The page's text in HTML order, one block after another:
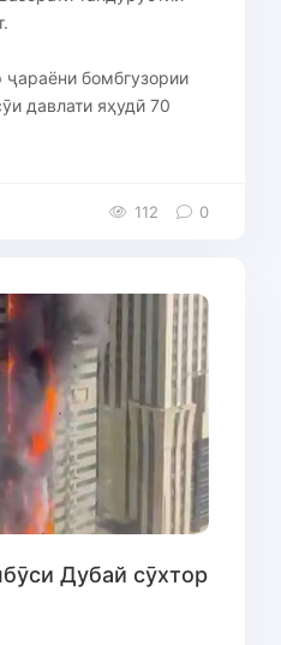
ҷараёни бомбгузории
давлати яҳудӣ 70
112 0
Дубай сӯхтор